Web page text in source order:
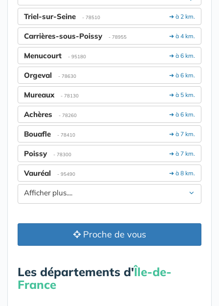
➔ à 2 km.
Triel-sur-Seine - 78510
➔ à 4 km.
Carrières-sous-Poissy - 78955
➔ à 6 km.
Menucourt - 95180
➔ à 6 km.
Orgeval - 78630
➔ à 5 km.
Mureaux - 78130
➔ à 6 km.
Achères - 78260
➔ à 7 km.
Bouafle - 78410
➔ à 7 km.
Poissy - 78300
➔ à 8 km.
Vauréal - 95490
Afficher plus....
Proche de vous
Les départements d'Île-de-
France